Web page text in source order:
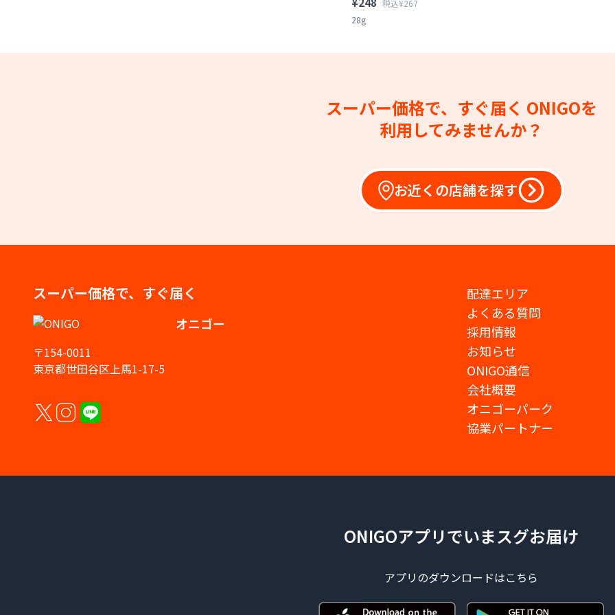
税込¥267
28g
スーパー価格で、すぐ届く ONIGOを
利用してみませんか？
お近くの店舗を探す
スーパー価格で、すぐ届く
オニゴー
〒154-0011
東京都世田谷区上馬1-17-5
配達エリア
よくある質問
採用情報
お知らせ
ONIGO通信
会社概要
オニゴーパーク
協業パートナー
ONIGOアプリでいまスグお届け
アプリのダウンロードはこちら